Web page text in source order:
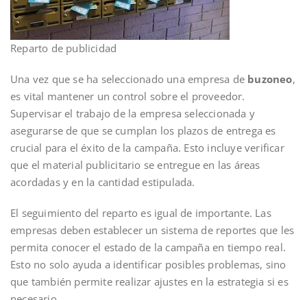
Reparto de publicidad
Una vez que se ha seleccionado una empresa de buzoneo,
es vital mantener un control sobre el proveedor.
Supervisar el trabajo de la empresa seleccionada y
asegurarse de que se cumplan los plazos de entrega es
crucial para el éxito de la campaña. Esto incluye verificar
que el material publicitario se entregue en las áreas
acordadas y en la cantidad estipulada.
El seguimiento del reparto es igual de importante. Las
empresas deben establecer un sistema de reportes que les
permita conocer el estado de la campaña en tiempo real.
Esto no solo ayuda a identificar posibles problemas, sino
que también permite realizar ajustes en la estrategia si es